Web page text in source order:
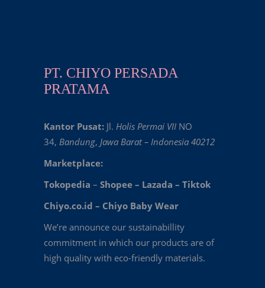
PT. CHIYO PERSADA
PRATAMA
Kantor Pusat: Jl. Holis Permai VII NO
34, Bandung, Jawa Barat – Indonesia 40212
Marketplace:
Tokopedia – Shopee – Lazada – Tiktok
Chiyo.co.id – Chiyo Baby Wear
We’re announce our sustainabillity
commitment in which our products are of
high quality with eco-friendly materials.